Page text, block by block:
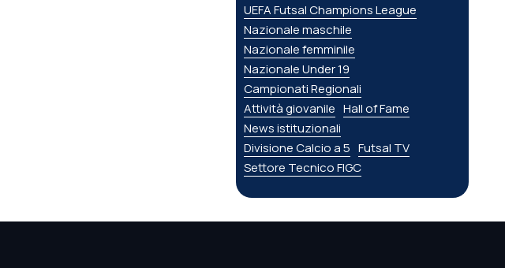
UEFA Futsal Champions League
Nazionale maschile
Nazionale femminile
Nazionale Under 19
Campionati Regionali
Attività giovanile Hall of Fame
News istituzionali
Divisione Calcio a 5 Futsal TV
Settore Tecnico FIGC